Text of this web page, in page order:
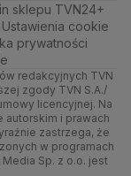
sklepu TVN24+
Ustawienia cookie
prywatności
redakcyjnych TVN
zgody TVN S.A./
licencyjnej. Na
autorskim i prawach
zastrzega, że
w programach
Sp. z o.o. jest